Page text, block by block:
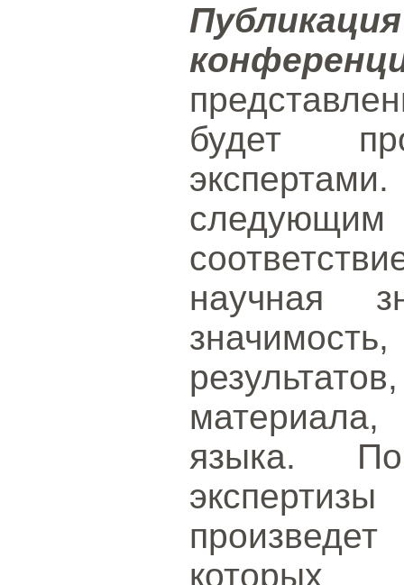
будет
научная
языка.
которых